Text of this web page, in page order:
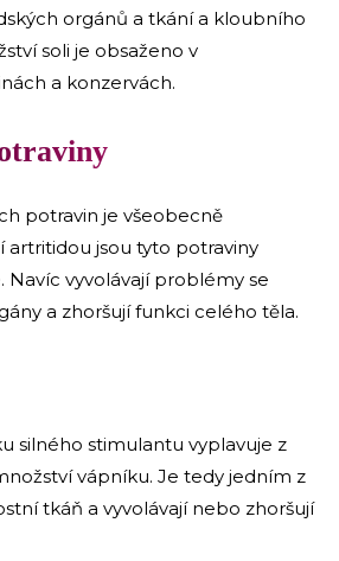
orgánů a tkání a kloubního
soli je obsaženo v
a konzervách.
potravin je všeobecně
artritidou jsou tyto potraviny
Navíc vyvolávají problémy se
a zhoršují funkci celého těla.
silného stimulantu vyplavuje z
vápníku. Je tedy jedním z
tkáň a vyvolávají nebo zhoršují